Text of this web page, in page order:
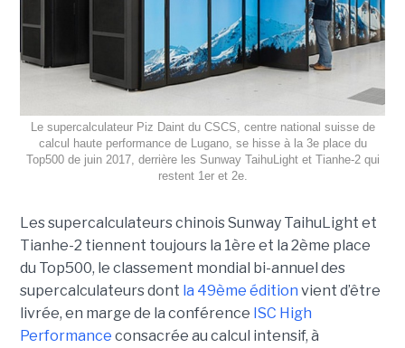
Le supercalculateur Piz Daint du CSCS, centre national suisse de
calcul haute performance de Lugano, se hisse à la 3e place du
Top500 de juin 2017, derrière les Sunway TaihuLight et Tianhe-2 qui
restent 1er et 2e.
Les supercalculateurs chinois Sunway TaihuLight et
Tianhe-2 tiennent toujours la 1ère et la 2ème place
du Top500, le classement mondial bi-annuel des
supercalculateurs dont la 49ème édition vient d’être
livrée, en marge de la conférence ISC High
Performance consacrée au calcul intensif, à